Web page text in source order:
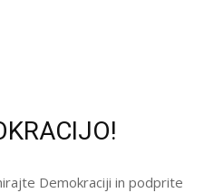
Demokraciji in podprite